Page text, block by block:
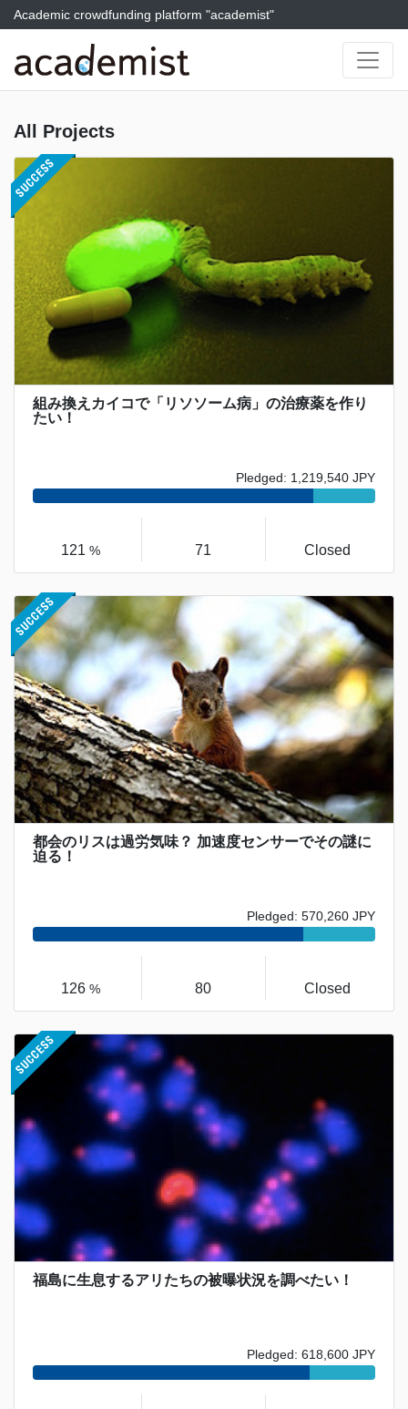
Academic crowdfunding platform "academist"
All Projects
組み換えカイコで「リソソーム病」の治療薬を作り
たい！
Pledged: 1,219,540 JPY
121 % 71 Closed
都会のリスは過労気味？ 加速度センサーでその謎に
迫る！
Pledged: 570,260 JPY
126 % 80 Closed
福島に生息するアリたちの被曝状況を調べたい！
Pledged: 618,600 JPY